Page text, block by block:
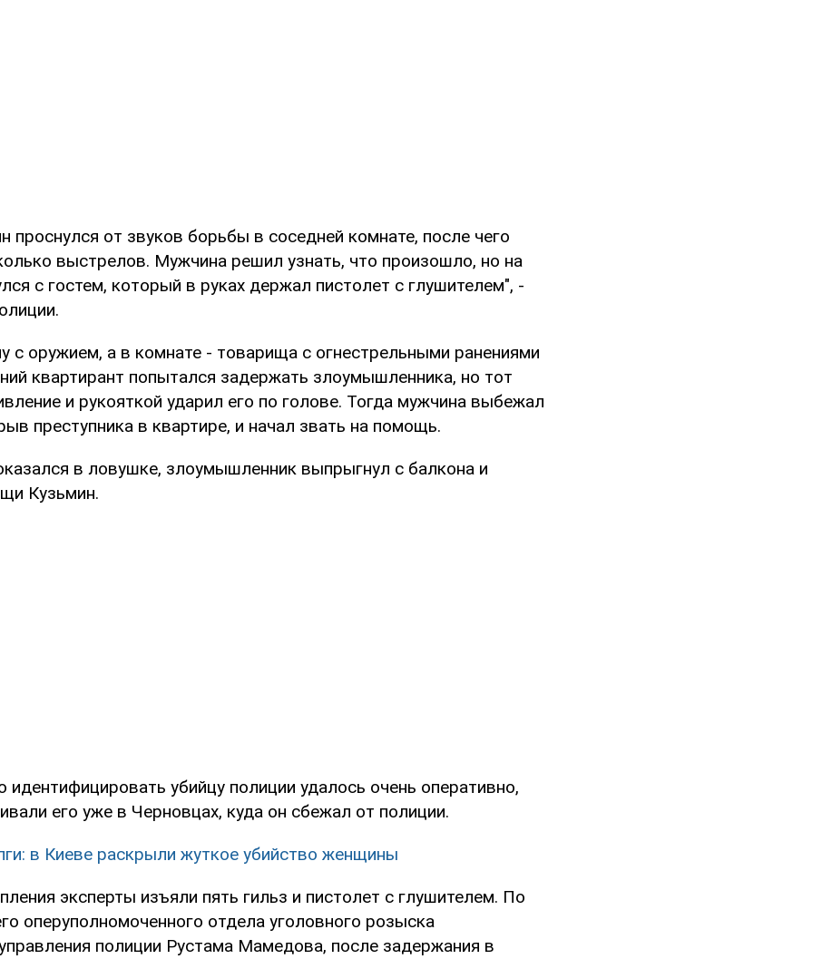
проснулся от звуков борьбы в соседней комнате, после чего
выстрелов. Мужчина решил узнать, что произошло, но на
с гостем, который в руках держал пистолет с глушителем", -
с оружием, а в комнате - товарища с огнестрельными ранениями
квартирант попытался задержать злоумышленника, но тот
и рукояткой ударил его по голове. Тогда мужчина выбежал
преступника в квартире, и начал звать на помощь.
в ловушке, злоумышленник выпрыгнул с балкона и
Кузьмин.
идентифицировать убийцу полиции удалось очень оперативно,
его уже в Черновцах, куда он сбежал от полиции.
в Киеве раскрыли жуткое убийство женщины
эксперты изъяли пять гильз и пистолет с глушителем. По
оперуполномоченного отдела уголовного розыска
полиции Рустама Мамедова, после задержания в